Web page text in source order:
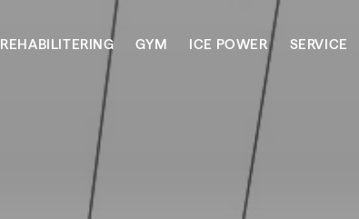
REHABILITERING GYM ICE POWER SERVICE